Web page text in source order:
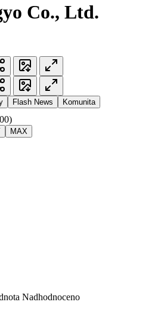
Co., Ltd.
Flash News Komunita
MAX
Nadhodnoceno